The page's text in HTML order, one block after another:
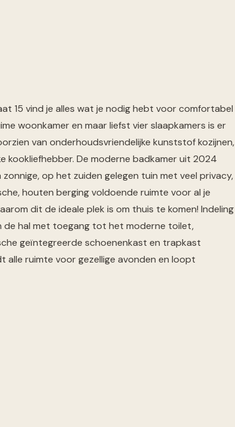
15 vind je alles wat je nodig hebt voor comfortabel
woonkamer en maar liefst vier slaapkamers is er
van onderhoudsvriendelijke kunststof kozijnen,
kookliefhebber. De moderne badkamer uit 2024
op het zuiden gelegen tuin met veel privacy,
houten berging voldoende ruimte voor al je
dit de ideale plek is om thuis te komen! Indeling
de hal met toegang tot het moderne toilet,
geïntegreerde schoenenkast en trapkast
alle ruimte voor gezellige avonden en loopt